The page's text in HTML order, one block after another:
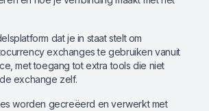
dat je in staat stelt om
exchanges te gebruiken vanuit
met toegang tot extra tools die niet
exchange zelf.
worden gecreëerd en verwerkt met